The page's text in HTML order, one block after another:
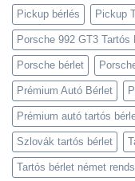
Pickup bérlés Pickup
Porsche 992 GT3 Tartós
Porsche bérlet
Prémium Autó Bérlet
Prémium autó tartós
Szlovák tartós bérlet
Tartós bérlet német